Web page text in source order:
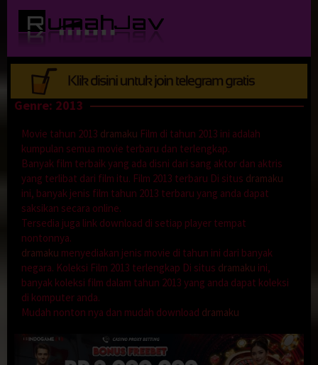
Loncat
konten
Genre: 2013
Movie tahun 2013 dramaku Film di tahun 2013 ini adalah
kumpulan semua movie terbaru dan terlengkap.
Banyak film terbaik yang ada disni dari sang aktor dan aktris
yang terlibat dari film itu. Film 2013 terbaru Di situs dramaku
ini, banyak jenis film tahun 2013 terbaru yang anda dapat
saksikan secara online.
Tersedia juga link download di setiap player tempat
nontonnya.
dramaku menyediakan jenis movie di tahun ini dari banyak
negara. Koleksi Film 2013 terlengkap Di situs dramaku ini,
banyak koleksi film dalam tahun 2013 yang anda dapat koleksi
di komputer anda.
Mudah nonton nya dan mudah download dramaku